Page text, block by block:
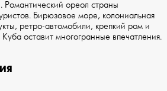
ореол страны
Бирюзовое море, колониальная
ретро-автомобили, крепкий ром и
оставит многогранные впечатления.